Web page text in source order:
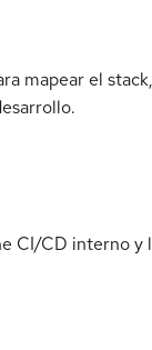
mapear el stack,
CI/CD interno y